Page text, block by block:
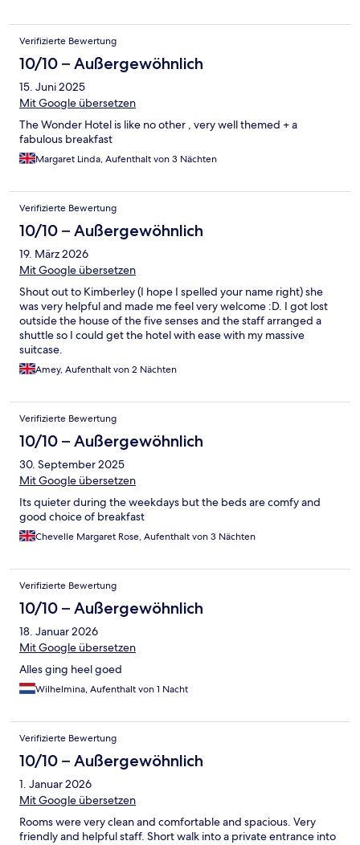
Verifizierte Bewertung
10/10 – Außergewöhnlich
15. Juni 2025
Mit Google übersetzen
The Wonder Hotel is like no other , very well themed + a
fabulous breakfast
Margaret Linda, Aufenthalt von 3 Nächten
Verifizierte Bewertung
10/10 – Außergewöhnlich
19. März 2026
Mit Google übersetzen
Shout out to Kimberley (I hope I spelled your name right) she
was very helpful and made me feel very welcome :D. I got lost
outside the house of the five senses and the staff arranged a
shuttle so I could get the hotel with ease with my massive
suitcase.
Amey, Aufenthalt von 2 Nächten
Verifizierte Bewertung
10/10 – Außergewöhnlich
30. September 2025
Mit Google übersetzen
Its quieter during the weekdays but the beds are comfy and
good choice of breakfast
Chevelle Margaret Rose, Aufenthalt von 3 Nächten
Verifizierte Bewertung
10/10 – Außergewöhnlich
18. Januar 2026
Mit Google übersetzen
Alles ging heel goed
Wilhelmina, Aufenthalt von 1 Nacht
Verifizierte Bewertung
10/10 – Außergewöhnlich
1. Januar 2026
Mit Google übersetzen
Rooms were very clean and comfortable and spacious. Very
friendly and helpful staff. Short walk into a private entrance into